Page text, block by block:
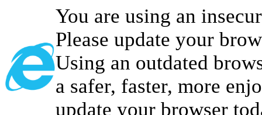
You are using an
Please update your
Using an outdated
a safer, faster, more
update your browser